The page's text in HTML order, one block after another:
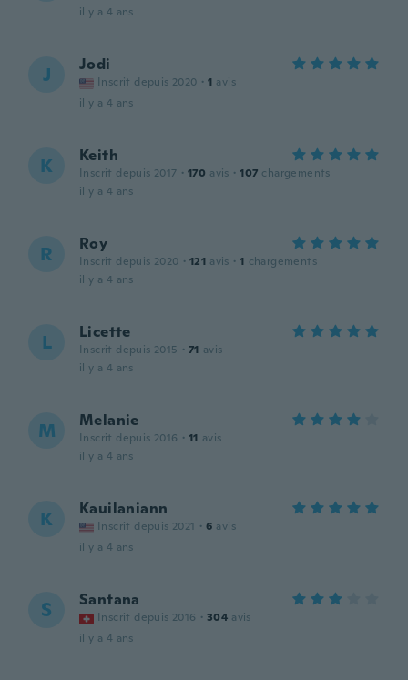
il y a 4 ans
J Jodi
Inscrit depuis 2020 · 1 avis
il y a 4 ans
K Keith
Inscrit depuis 2017 · 170 avis · 107 chargements
il y a 4 ans
R Roy
Inscrit depuis 2020 · 121 avis · 1 chargements
il y a 4 ans
L Licette
Inscrit depuis 2015 · 71 avis
il y a 4 ans
M Melanie
Inscrit depuis 2016 · 11 avis
il y a 4 ans
K Kauilaniann
Inscrit depuis 2021 · 6 avis
il y a 4 ans
S Santana
Inscrit depuis 2016 · 304 avis
il y a 4 ans